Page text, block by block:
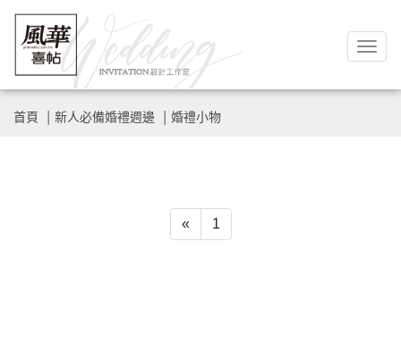
首頁 新人必備婚禮週邊 婚禮小物
« 1